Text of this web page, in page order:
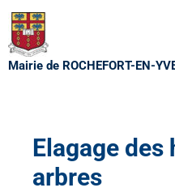
Aller
au
contenu
Mairie de ROCHEFORT-EN-
Elagage des
arbres